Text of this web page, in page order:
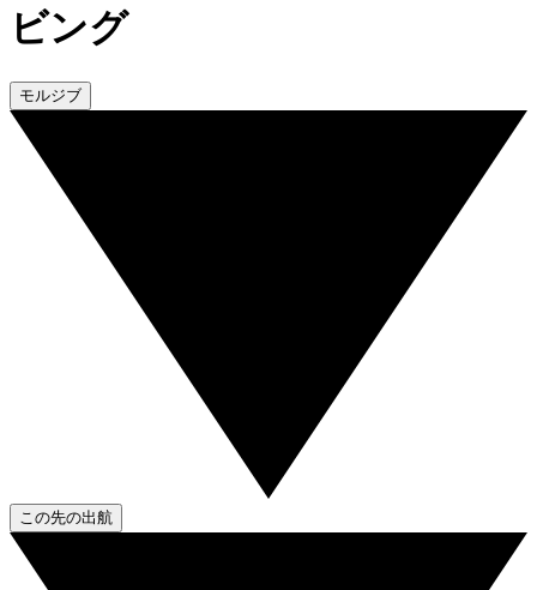
ビング
モルジブ
この先の出航